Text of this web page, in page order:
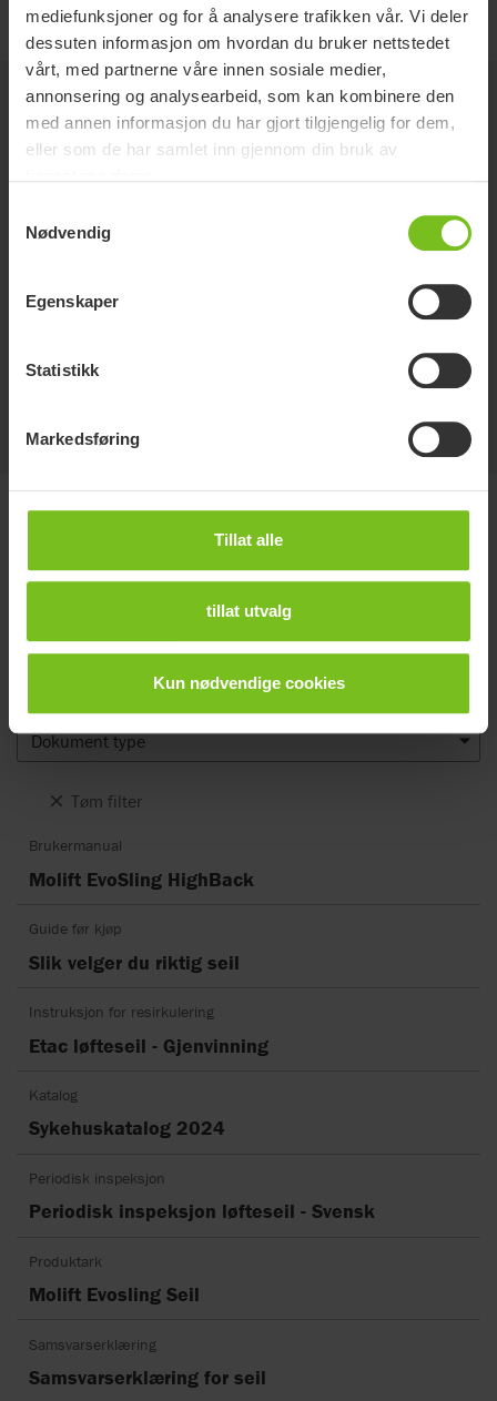
mediefunksjoner og for å analysere trafikken vår. Vi deler
dessuten informasjon om hvordan du bruker nettstedet
vårt, med partnerne våre innen sosiale medier,
annonsering og analysearbeid, som kan kombinere den
med annen informasjon du har gjort tilgjengelig for dem,
eller som de har samlet inn gjennom din bruk av
Nødvendig
Egenskaper
Statistikk
Markedsføring
Tillat alle
tillat utvalg
Kun nødvendige cookies
Tilbehør
For trykkfølsomme brukere. EvoSling Soft
Padding er trykkavlastende polstringshylser som
forlenge løftebåndet, eller for å holde sammen
Nedlasting av brukermanualer er kun ment for hensiktsmessige
formål. De aktuelle produktene kan endres uten forvarsel, og leserens
artikkelnummer mot riktig oversettelse i brukermanualen.
Dokument type
Tøm filter
Brukermanual
Molift EvoSling HighBack
Guide før kjøp
Slik velger du riktig seil
Instruksjon for resirkulering
Etac løfteseil - Gjenvinning
Katalog
Sykehuskatalog 2024
Periodisk inspeksjon
Periodisk inspeksjon løfteseil - Svensk
Produktark
Molift Evosling Seil
Samsvarserklæring
Samsvarserklæring for seil